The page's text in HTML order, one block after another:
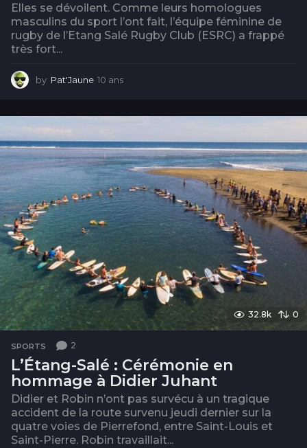
Elles se dévoilent. Comme leurs homologues
masculins du sport l’ont fait, l’équipe féminine de
rugby de l’Etang Salé Rugby Club (ESRC) a frappé
très fort...
by Pat'Jaune 10 ans
n
32.8k 0
SPORTS 2
L’Étang-Salé : Cérémonie en
hommage à Didier Juhant
Didier et Robin n’ont pas survécu à un tragique
accident de la route survenu jeudi dernier sur la
quatre voies de Pierrefond, entre Saint-Louis et
Saint-Pierre. Robin travaillait...